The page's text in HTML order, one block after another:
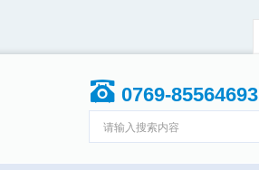
0769-85564693